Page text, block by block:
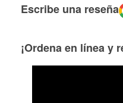
Escribe una reseña
¡Ordena en línea y